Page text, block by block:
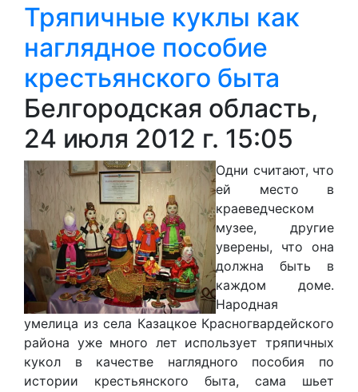
Тряпичные куклы как
наглядное пособие
крестьянского быта
Белгородская область,
24 июля 2012 г. 15:05
Одни считают, что
ей место в
краеведческом
музее, другие
уверены, что она
должна быть в
каждом доме.
Народная
умелица из села Казацкое Красногвардейского
района уже много лет использует тряпичных
кукол в качестве наглядного пособия по
истории крестьянского быта, сама шьет